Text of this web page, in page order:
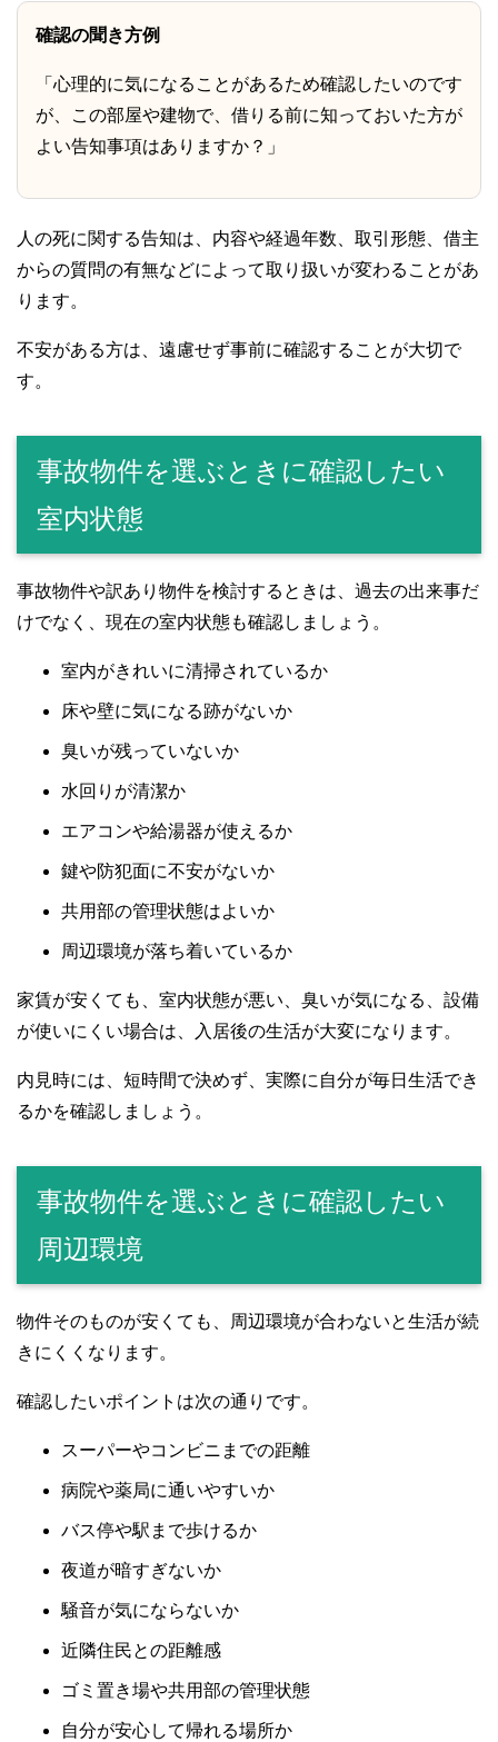
確認の聞き方例
「心理的に気になることがあるため確認したいのです
が、この部屋や建物で、借りる前に知っておいた方が
よい告知事項はありますか？」
人の死に関する告知は、内容や経過年数、取引形態、借主
からの質問の有無などによって取り扱いが変わることがあ
ります。
不安がある方は、遠慮せず事前に確認することが大切で
す。
事故物件を選ぶときに確認したい
室内状態
事故物件や訳あり物件を検討するときは、過去の出来事だ
けでなく、現在の室内状態も確認しましょう。
室内がきれいに清掃されているか
床や壁に気になる跡がないか
臭いが残っていないか
水回りが清潔か
エアコンや給湯器が使えるか
鍵や防犯面に不安がないか
共用部の管理状態はよいか
周辺環境が落ち着いているか
家賃が安くても、室内状態が悪い、臭いが気になる、設備
が使いにくい場合は、入居後の生活が大変になります。
内見時には、短時間で決めず、実際に自分が毎日生活でき
るかを確認しましょう。
事故物件を選ぶときに確認したい
周辺環境
物件そのものが安くても、周辺環境が合わないと生活が続
きにくくなります。
確認したいポイントは次の通りです。
スーパーやコンビニまでの距離
病院や薬局に通いやすいか
バス停や駅まで歩けるか
夜道が暗すぎないか
騒音が気にならないか
近隣住民との距離感
ゴミ置き場や共用部の管理状態
自分が安心して帰れる場所か